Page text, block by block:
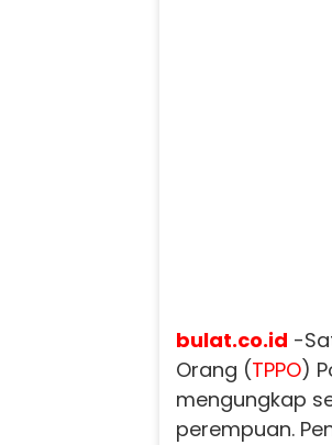
bulat.co.id -
Orang (TPPO)
mengungkap
perempuan.